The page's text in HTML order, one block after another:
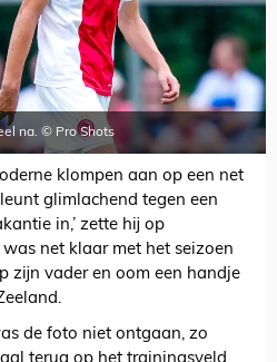
na. © Pro Shots
klompen aan op een net
glimlachend tegen een
in,’ zette hij op
was net klaar met het seizoen
zijn vader en oom een handje
de foto niet ontgaan, zo